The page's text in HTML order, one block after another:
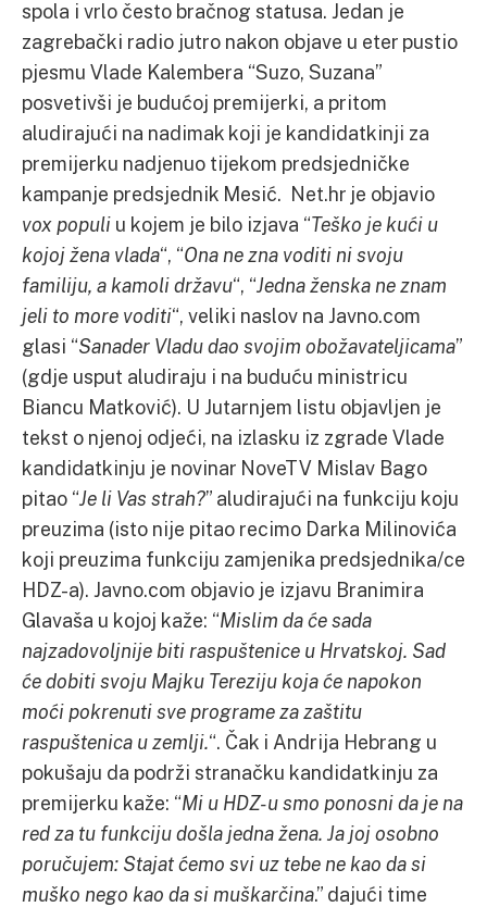
spola i vrlo često bračnog statusa. Jedan je
zagrebački radio jutro nakon objave u eter pustio
pjesmu Vlade Kalembera “Suzo, Suzana”
posvetivši je budućoj premijerki, a pritom
aludirajući na nadimak koji je kandidatkinji za
premijerku nadjenuo tijekom predsjedničke
kampanje predsjednik Mesić. Net.hr je objavio
vox populi u kojem je bilo izjava “Teško je kući u
kojoj žena vlada“, “Ona ne zna voditi ni svoju
familiju, a kamoli državu“, “Jedna ženska ne znam
jeli to more voditi“, veliki naslov na Javno.com
glasi “Sanader Vladu dao svojim obožavateljicama”
(gdje usput aludiraju i na buduću ministricu
Biancu Matković). U Jutarnjem listu objavljen je
tekst o njenoj odjeći, na izlasku iz zgrade Vlade
kandidatkinju je novinar NoveTV Mislav Bago
pitao “Je li Vas strah?” aludirajući na funkciju koju
preuzima (isto nije pitao recimo Darka Milinovića
koji preuzima funkciju zamjenika predsjednika/ce
HDZ-a). Javno.com objavio je izjavu Branimira
Glavaša u kojoj kaže: “Mislim da će sada
najzadovoljnije biti raspuštenice u Hrvatskoj. Sad
će dobiti svoju Majku Tereziju koja će napokon
moći pokrenuti sve programe za zaštitu
raspuštenica u zemlji.“. Čak i Andrija Hebrang u
pokušaju da podrži stranačku kandidatkinju za
premijerku kaže: “Mi u HDZ-u smo ponosni da je na
red za tu funkciju došla jedna žena. Ja joj osobno
poručujem: Stajat ćemo svi uz tebe ne kao da si
muško nego kao da si muškarčina.” dajući time